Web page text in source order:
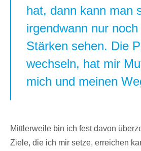
hat, dann kann man
irgendwann nur
Stärken sehen. Die
wechseln, hat mir
mich und meinen
Mittlerweile bin ich fest davon
Ziele, die ich mir setze, erreichen